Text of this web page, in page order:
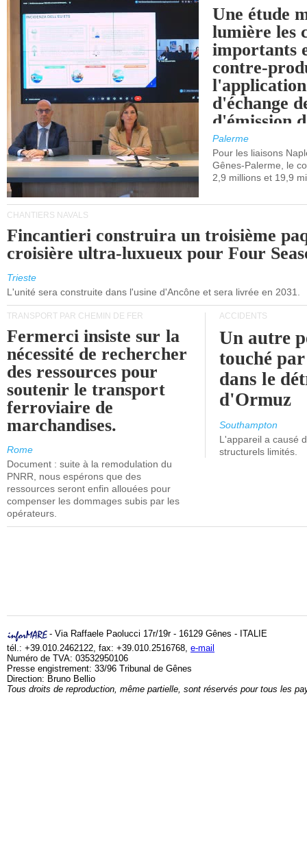
Une étude
lumière les
importants
contre-
d'échange
d'émission
(SEQE-UE)
maritimes
occidentale.
Palerme
Pour les liaisons
Gênes-Palerme, le
2,9 millions et 19,9
CHANTIERS NAVALS
Fincantieri construira un troisième
croisière ultra-luxueux pour Four
Trieste
L'unité sera construite dans l'usine d'Ancône et sera livrée en 2031.
TRANSPORT PAR CHEMIN DE FER
Fermerci insiste sur la
nécessité de rechercher
des ressources pour
soutenir le transport
ferroviaire de
marchandises.
Rome
Document : suite à la remodulation du
PNRR, nous espérons que des
ressources seront enfin allouées pour
compenser les dommages subis par les
opérateurs.
ACCIDENTS
Un autre
touché
dans le
d'Ormuz
Southampton
L'appareil a causé
structurels limités.
- Via Raffaele Paolucci 17r/19r - 16129 Gênes - ITALIE
tél.: +39.010.2462122, fax: +39.010.2516768, e-mail
Numéro de TVA: 03532950106
Presse engistrement: 33/96 Tribunal de Gênes
Direction: Bruno Bellio
Tous droits de reproduction, même partielle, sont réservés pour tous les